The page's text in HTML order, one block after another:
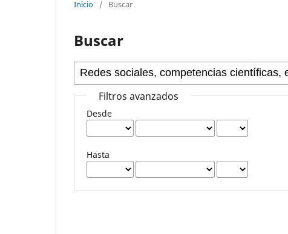
Inicio / Buscar
Buscar
Filtros avanzados
Desde
Hasta